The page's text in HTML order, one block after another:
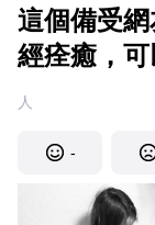
這個備受
經痊癒，
人
-